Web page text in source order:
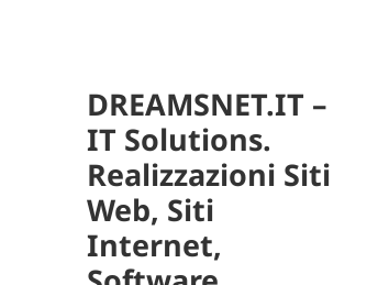
DREAMSNET.IT –
IT Solutions.
Realizzazioni Siti
Web, Siti
Internet,